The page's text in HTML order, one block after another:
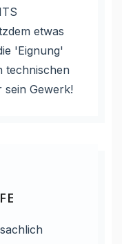
etwas
'Eignung'
technischen
Gewerk!